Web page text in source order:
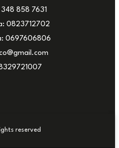
858 7631
0823712702
0697606806
reserved